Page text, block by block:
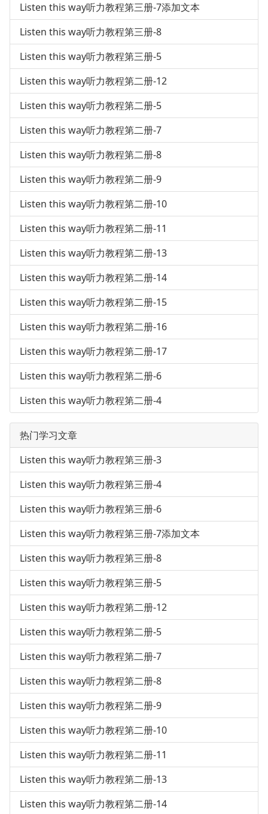
Listen this way听力教程第三册-7添加文本
Listen this way听力教程第三册-8
Listen this way听力教程第三册-5
Listen this way听力教程第二册-12
Listen this way听力教程第二册-5
Listen this way听力教程第二册-7
Listen this way听力教程第二册-8
Listen this way听力教程第二册-9
Listen this way听力教程第二册-10
Listen this way听力教程第二册-11
Listen this way听力教程第二册-13
Listen this way听力教程第二册-14
Listen this way听力教程第二册-15
Listen this way听力教程第二册-16
Listen this way听力教程第二册-17
Listen this way听力教程第二册-6
Listen this way听力教程第二册-4
热门学习文章
Listen this way听力教程第三册-3
Listen this way听力教程第三册-4
Listen this way听力教程第三册-6
Listen this way听力教程第三册-7添加文本
Listen this way听力教程第三册-8
Listen this way听力教程第三册-5
Listen this way听力教程第二册-12
Listen this way听力教程第二册-5
Listen this way听力教程第二册-7
Listen this way听力教程第二册-8
Listen this way听力教程第二册-9
Listen this way听力教程第二册-10
Listen this way听力教程第二册-11
Listen this way听力教程第二册-13
Listen this way听力教程第二册-14